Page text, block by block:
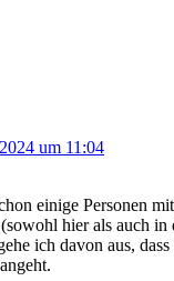
um 11:04
einige Personen
hier als auch
ich davon aus, dass